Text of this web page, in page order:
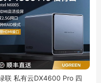
联 私有云DX4600 Pro 四